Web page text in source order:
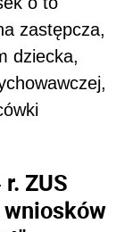
zastępcza,
dziecka,
ZUS
wniosków